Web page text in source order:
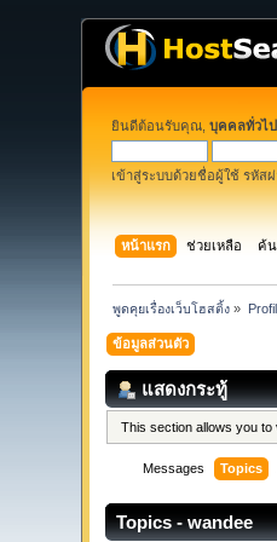
ยินดีต้อนรับคุณ,บุคคลทั่วไป
เข้าสู่ระบบด้วยชื่อผู้ใช้ รหัส
หน้าแรก ช่วยเหลือ ค้
พูดคุยเรื่องเว็บโฮสติ้ง »
ข้อมูลส่วนตัว
แสดงกระทู้
This section allows you
Messages Topics
Topics - wandee